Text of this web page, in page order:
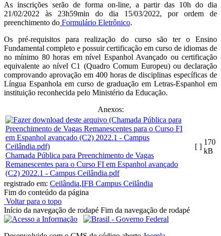
As inscrições serão de forma on-line, a partir das 10h do dia
21/02/2022 às 23h59min do dia 15/03/2022, por ordem de
preenchimento do Formulário Eletrônico.
Os pré-requisitos para realização do curso são ter o Ensino
Fundamental completo e possuir certificação em curso de idiomas de
no mínimo 80 horas em nível Espanhol Avançado ou certificação
equivalente ao nível C1 (Quadro Comum Europeu) ou declaração
comprovando aprovação em 400 horas de disciplinas específicas de
Língua Espanhola em curso de graduação em Letras-Espanhol em
instituição reconhecida pelo Ministério da Educação.
Anexos:
Chamada Pública para Preenchimento de Vagas
Remanescentes para o Curso FI em Espanhol avançado
(C2) 2022.1 - Campus Ceilândia.pdf
[ ]
170
kB
registrado em: Ceilândia,IFB Campus Ceilândia
Fim do conteúdo da página
Voltar para o topo
Início da navegação de rodapé Fim da navegação de rodapé